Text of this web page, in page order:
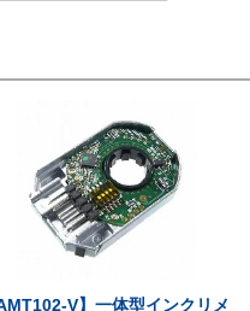
AMT102-V】一体型インクリメ